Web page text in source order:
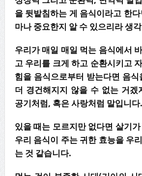
을 뒷밭침하는 게 음식이라고 한
마나 중요한지 알 수 있으리라 생
우리가 매일 매일 먹는 음식에서
고 우리를 크게 하고 순환시키고
힘을 음식으로부터 받는다면 음
더 경건해지지 않을 수 없는 거
공기처럼, 혹은 사랑처럼 말입니다.
있을 때는 모르지만 없다면 살기
우리 음식이 주는 귀한 효능을 우
는 것 같습니다.